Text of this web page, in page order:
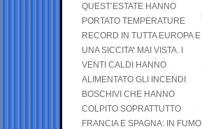
QUEST’ESTATE HANNO
PORTATO TEMPERATURE
RECORD IN TUTTA EUROPA E
UNA SICCITA’ MAI VISTA. I
VENTI CALDI HANNO
ALIMENTATO GLI INCENDI
BOSCHIVI CHE HANNO
COLPITO SOPRATTUTTO
FRANCIA E SPAGNA: IN FUMO